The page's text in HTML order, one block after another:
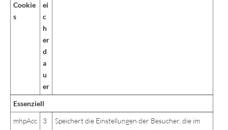
Cookie
s
ei
c
h
er
d
a
u
er
Essenziell
mhpAcc
3
Speichert die Einstellungen der Besucher, die im